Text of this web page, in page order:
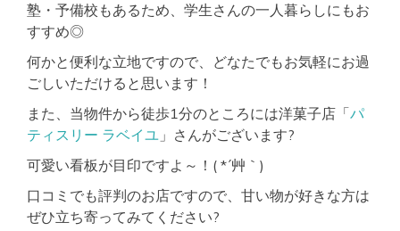
塾・予備校もあるため、学生さんの一人暮らしにもお
すすめ◎
何かと便利な立地ですので、どなたでもお気軽にお過
ごしいただけると思います！
また、当物件から徒歩1分のところには洋菓子店「パ
ティスリー ラベイユ 」さんがございます?
可愛い看板が目印ですよ～！( *´艸｀)
口コミでも評判のお店ですので、甘い物が好きな方は
ぜひ立ち寄ってみてください?